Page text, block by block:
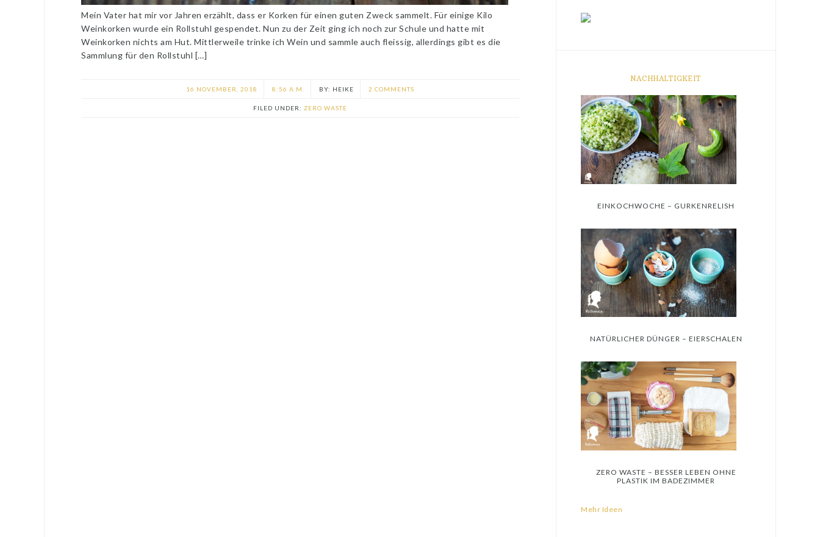
Mein Vater hat mir vor Jahren erzählt, dass er Korken für einen guten Zweck sammelt. Für einige Kilo
Weinkorken wurde ein Rollstuhl gespendet. Nun zu der Zeit ging ich noch zur Schule und hatte mit
Weinkorken nichts am Hut. Mittlerweile trinke ich Wein und sammle auch fleissig, allerdings gibt es die
Sammlung für den Rollstuhl […]
16 NOVEMBER, 2018 8:56 A.M. HEIKE 2 COMMENTS
FILED UNDER: ZERO WASTE
NACHHALTIGKEIT
EINKOCHWOCHE – GURKENRELISH
NATÜRLICHER DÜNGER – EIERSCHALEN
ZERO WASTE – BESSER LEBEN OHNE
PLASTIK IM BADEZIMMER
Mehr Ideen